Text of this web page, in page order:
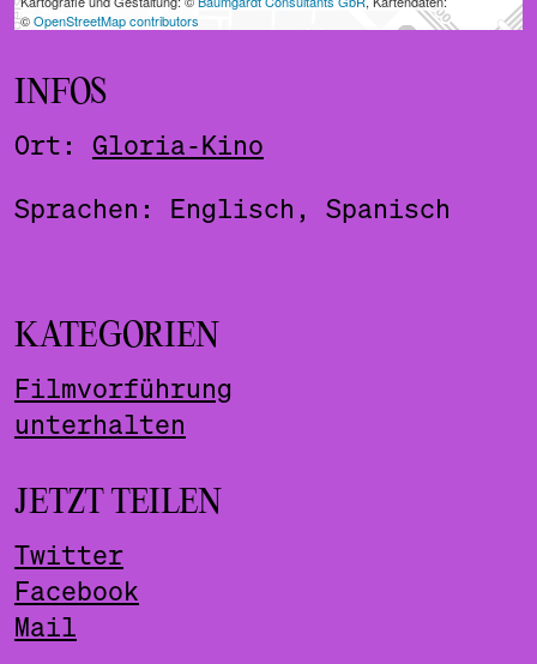
INFOS
Ort: Gloria-Kino
Sprachen: Englisch, Spanisch
KATEGORIEN
Filmvorführung
unterhalten
JETZT TEILEN
Twitter
Facebook
Mail